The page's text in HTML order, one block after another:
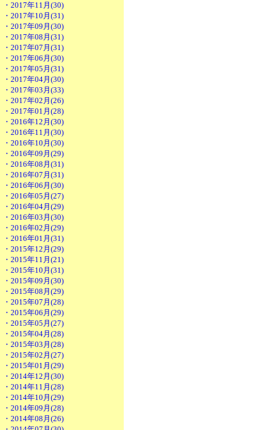
・2017年11月(30)
・2017年10月(31)
・2017年09月(30)
・2017年08月(31)
・2017年07月(31)
・2017年06月(30)
・2017年05月(31)
・2017年04月(30)
・2017年03月(33)
・2017年02月(26)
・2017年01月(28)
・2016年12月(30)
・2016年11月(30)
・2016年10月(30)
・2016年09月(29)
・2016年08月(31)
・2016年07月(31)
・2016年06月(30)
・2016年05月(27)
・2016年04月(29)
・2016年03月(30)
・2016年02月(29)
・2016年01月(31)
・2015年12月(29)
・2015年11月(21)
・2015年10月(31)
・2015年09月(30)
・2015年08月(29)
・2015年07月(28)
・2015年06月(29)
・2015年05月(27)
・2015年04月(28)
・2015年03月(28)
・2015年02月(27)
・2015年01月(29)
・2014年12月(30)
・2014年11月(28)
・2014年10月(29)
・2014年09月(28)
・2014年08月(26)